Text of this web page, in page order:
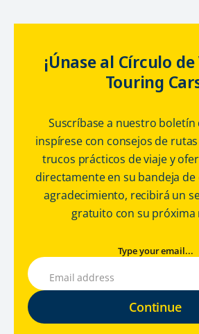
¡Únase al Círculo
Touring
Suscríbase a nuestro boletín
inspírese con consejos de
trucos prácticos de viaje y
directamente en su bandeja
agradecimiento, recibirá un
gratuito con su próxima
Type your email...